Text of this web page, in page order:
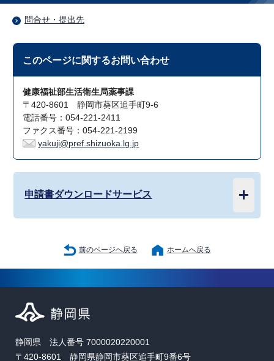
問合せ・提出先
このページに関するお問い合わせ
健康福祉部生活衛生局薬事課
〒420-8601 静岡市葵区追手町9-6
電話番号：054-221-2411
ファクス番号：054-221-2199
yakuji@pref.shizuoka.lg.jp
申請書ダウンロードサービス
前のページへ戻る ホームへ戻る
静岡県 法人番号 7000020220001
〒420-8601 静岡県静岡市葵区追手町9番6号